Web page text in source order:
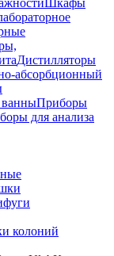
Дистилляторы
абсорбционный
ванныПриборы
для анализа
колоний